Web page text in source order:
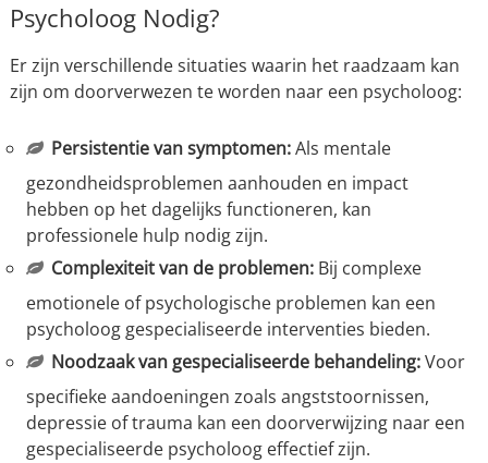
Psycholoog Nodig?
Er zijn verschillende situaties waarin het raadzaam kan
zijn om doorverwezen te worden naar een psycholoog:
Persistentie van symptomen:Als mentale
gezondheidsproblemen aanhouden en impact
hebben op het dagelijks functioneren, kan
professionele hulp nodig zijn.
Complexiteit van de problemen:Bij complexe
emotionele of psychologische problemen kan een
psycholoog gespecialiseerde interventies bieden.
Noodzaak van gespecialiseerde behandeling:Voor
specifieke aandoeningen zoals angststoornissen,
depressie of trauma kan een doorverwijzing naar een
gespecialiseerde psycholoog effectief zijn.